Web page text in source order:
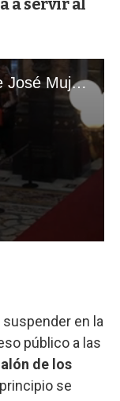
a servir al
en la
público a las
de los
se